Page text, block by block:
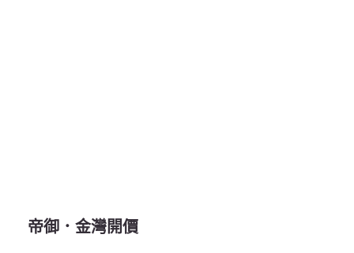
帝御．金灣開價